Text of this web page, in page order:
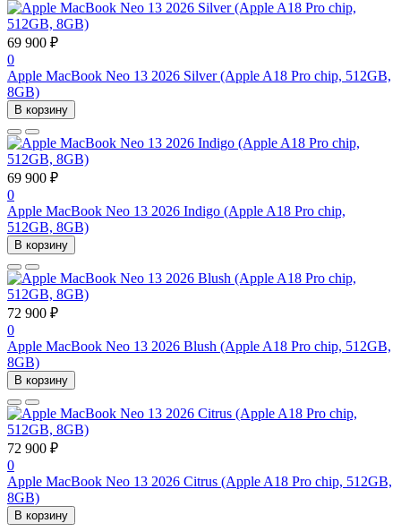
69 900 ₽
0
Apple MacBook Neo 13 2026 Silver (Apple A18 Pro chip, 512GB,
8GB)
В корзину
69 900 ₽
0
Apple MacBook Neo 13 2026 Indigo (Apple A18 Pro chip,
512GB, 8GB)
В корзину
72 900 ₽
0
Apple MacBook Neo 13 2026 Blush (Apple A18 Pro chip, 512GB,
8GB)
В корзину
72 900 ₽
0
Apple MacBook Neo 13 2026 Citrus (Apple A18 Pro chip, 512GB,
8GB)
В корзину